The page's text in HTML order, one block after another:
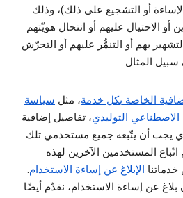
الإساءة أو التشجيع على ذلك)، وذلك
أو الاحتيال عليهم أو انتحال هويّتهم
بهم أو التنمُّر عليهم أو التحرّش
سبيل المثال
الخاصة بكل خدمة، مثل سياسة
الاصطناعي التوليدي، تفاصيل إضافية
يجب أن يتّبعه جميع مستخدمي تلك
المستخدمين الآخرين لهذه
الإبلاغ عن إساءة الاستخدام.
عن إساءة الاستخدام، نقدّم أيضًا